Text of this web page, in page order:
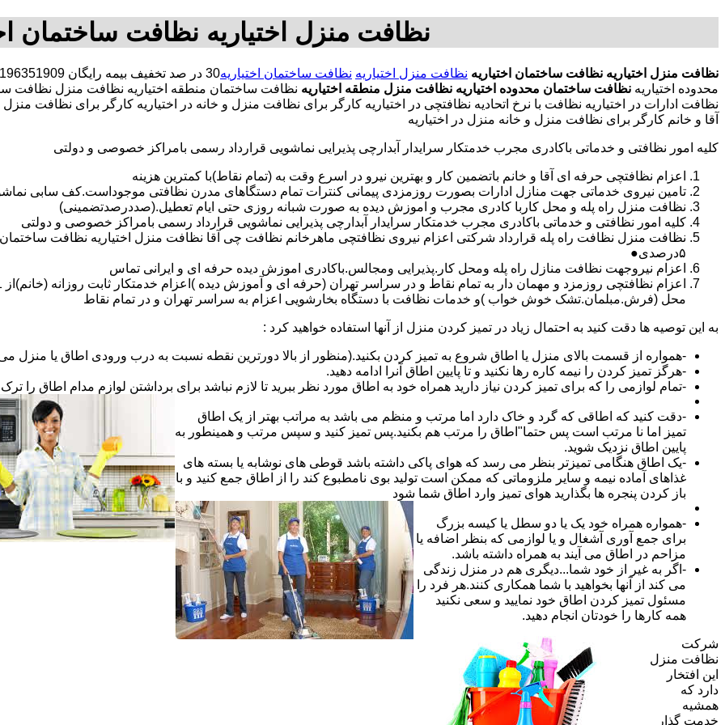
نظافت منزل اختیاریه نظافت ساختمان
نظافت منزل اختیاریه نظافت ساختمان اختیاریه نظافت منزل اختیاریه نظافت ساختمان اختیاریه
محدوده اختیاریه نظافت ساختمان محدوده اختیاریه نظافت منزل منطقه اختیاریه نظافت ساختمان منطقه اختیاریه نظافت منزل نظافت
نظافت ادارات در اختیاریه نظافت با نرخ اتحادیه نظافتچی در اختیاریه کارگر برای نظافت منزل و خانه در اختیاریه کارگر برای
آقا و خانم کارگر برای نظافت منزل و خانه منزل در اختیاریه
کلیه امور نظافتی و خدماتی باکادری مجرب خدمتکار سرایدار آبدارچی پذیرایی نماشویی قرارداد رسمی بامراکز خصوصی و دولتی
اعزام نظافتچی حرفه ای آقا و خانم باتضمین کار و بهترین نیرو در اسرع وقت به (تمام نقاط)با کمترین هزینه
تامین نیروی خدماتی جهت منازل ادارات بصورت روزمزدی پیمانی کنترات تمام دستگاهای مدرن نظافتی موجوداست.کف سابی
نظافت منزل راه پله و محل کاربا کادری مجرب و اموزش دیده به صورت شبانه روزی حتی ایام تعطیل.(صددرصدتضمینی)
کلیه امور نظافتی و خدماتی باکادری مجرب خدمتکار سرایدار آبدارچی پذیرایی نماشویی قرارداد رسمی بامراکز خصوصی و دولتی
نظافت منزل نظافت راه پله قرارداد شرکتی اعزام نیروی نظافتچی ماهرخانم نظافت چی آقا نظافت منزل اختیاریه نظافت
۵درصدی●
اعزام نیروجهت نظافت منازل راه پله ومحل کار.پذیرایی ومجالس.باکادری اموزش دیده حرفه ای و ایرانی تماس
محل (فرش.مبلمان.تشک خوش خواب )و خدمات نظافت با دستگاه بخارشویی اعزام به سراسر تهران و در تمام نقاط
به این توصیه ها دقت کنید به احتمال زیاد در تمیز کردن منزل از آنها استفاده خواهید کرد :
-همواره از قسمت بالای منزل یا اطاق شروع به تمیز کردن بکنید.(منظور از بالا دورترین نقطه نسبت به درب ورودی اطاق یا منزل
-هرگز تمیز کردن را نیمه کاره رها نکنید و تا پایین اطاق آنرا ادامه دهید.
-تمام لوازمی را که برای تمیز کردن نیاز دارید همراه خود به اطاق مورد نظر ببرید تا لازم نباشد برای برداشتن لوازم مدام اطاق را ترک
-دقت کنید که اطاقی که گرد و خاک دارد اما مرتب و منظم می باشد به مراتب بهتر از یک اطاق
تمیز اما نا مرتب است پس حتما"اطاق را مرتب هم بکنید.پس تمیز کنید و سپس مرتب و همینطور به
پایین اطاق نزدیک شوید.
-یک اطاق هنگامی تمیزتر بنظر می رسد که هوای پاکی داشته باشد قوطی های نوشابه یا بسته های
غذاهای آماده نیمه و سایر ملزوماتی که ممکن است تولید بوی نامطبوع کند را از اطاق جمع کنید و با
باز کردن پنجره ها بگذارید هوای تمیز وارد اطاق شما شود
-همواره همراه خود یک یا دو سطل یا کیسه بزرگ
برای جمع آوری آشغال و یا لوازمی که بنظر اضافه یا
مزاحم در اطاق می آیند به همراه داشته باشد.
-اگر به غیر از خود شما...دیگری هم در منزل زندگی
می کند از آنها بخواهید با شما همکاری کنند.هر فرد را
مسئول تمیز کردن اطاق خود نمایید و سعی نکنید
همه کارها را خودتان انجام دهید.
شرکت
نظافت منزل
این افتخار
دارد که
همشیه
خدمت گذار